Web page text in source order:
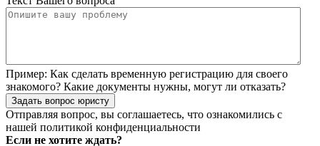
Пример: Как сделать временную регистрацию для своего
знакомого? Какие документы нужны, могут ли отказать?
Задать вопрос юристу
Отправляя вопрос, вы соглашаетесь, что ознакомились с
нашей политикой конфиденциальности
Если не хотите ждать?